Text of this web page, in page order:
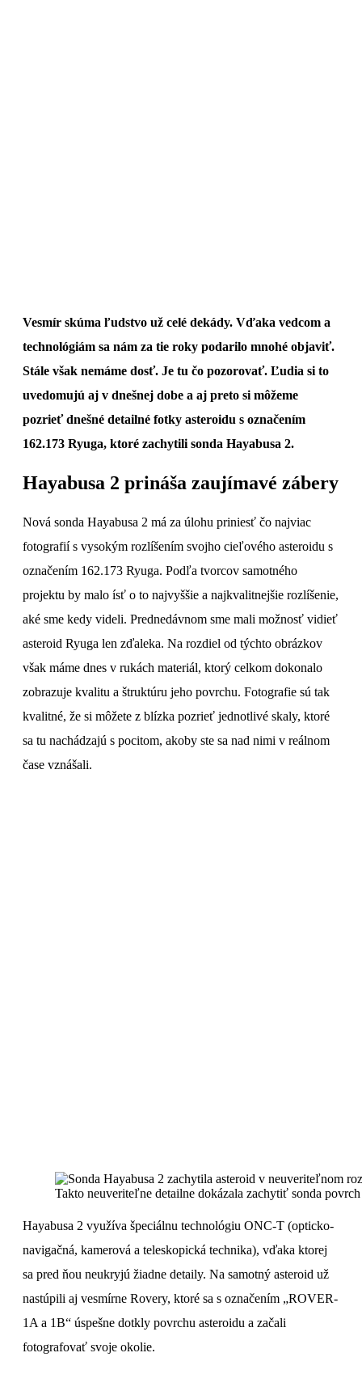
Vesmír skúma ľudstvo už celé dekády. Vďaka vedcom a
technológiám sa nám za tie roky podarilo mnohé objaviť.
Stále však nemáme dosť. Je tu čo pozorovať. Ľudia si to
uvedomujú aj v dnešnej dobe a aj preto si môžeme
pozrieť dnešné detailné fotky asteroidu s označením
162.173 Ryuga, ktoré zachytili sonda Hayabusa 2.
Hayabusa 2 prináša zaujímavé zábery
Nová sonda Hayabusa 2 má za úlohu priniesť čo najviac
fotografií s vysokým rozlíšením svojho cieľového asteroidu s
označením 162.173 Ryuga. Podľa tvorcov samotného
projektu by malo ísť o to najvyššie a najkvalitnejšie rozlíšenie,
aké sme kedy videli. Prednedávnom sme mali možnosť vidieť
asteroid Ryuga len zďaleka. Na rozdiel od týchto obrázkov
však máme dnes v rukách materiál, ktorý celkom dokonalo
zobrazuje kvalitu a štruktúru jeho povrchu. Fotografie sú tak
kvalitné, že si môžete z blízka pozrieť jednotlivé skaly, ktoré
sa tu nachádzajú s pocitom, akoby ste sa nad nimi v reálnom
čase vznášali.
Takto neuveriteľne detailne dokázala zachytiť sonda
Hayabusa 2 využíva špeciálnu technológiu ONC-T (opticko-
navigačná, kamerová a teleskopická technika), vďaka ktorej
sa pred ňou neukryjú žiadne detaily. Na samotný asteroid už
nastúpili aj vesmírne Rovery, ktoré sa s označením „ROVER-
1A a 1B“ úspešne dotkly povrchu asteroidu a začali
fotografovať svoje okolie.